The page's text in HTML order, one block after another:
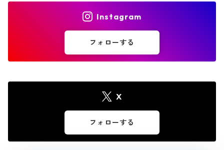
Instagram
フォローする
X
フォローする